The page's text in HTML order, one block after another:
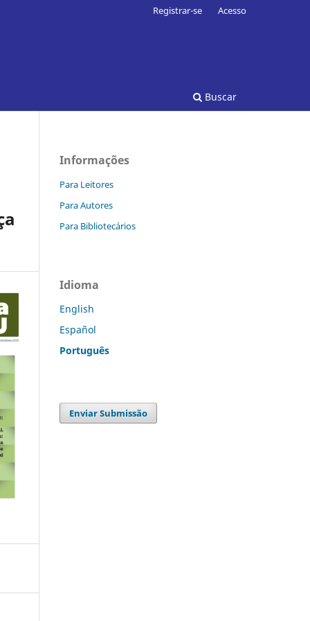
Buscar
Registrar-se Acesso
Informações
Para Leitores
Para Autores
Para Bibliotecários
Idioma
English
Español
Português
Enviar Submissão